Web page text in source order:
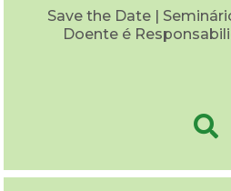
Save the Date |
Doente é